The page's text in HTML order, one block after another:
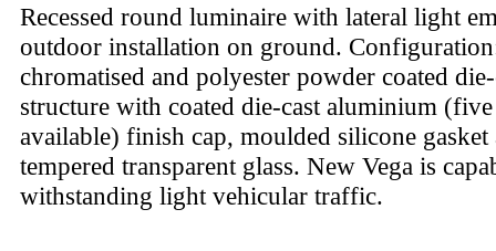
Recessed round luminaire with lateral light
outdoor installation on ground.
chromatised and polyester powder coated
structure with coated die-cast aluminium
available) finish cap, moulded silicone
tempered transparent glass. New Vega is
withstanding light vehicular traffic.